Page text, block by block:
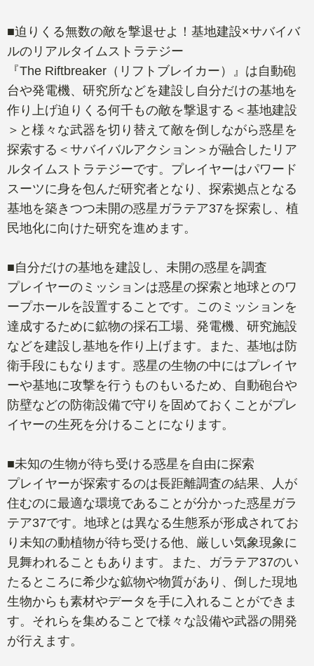
■迫りくる無数の敵を撃退せよ！基地建設×サバイバ
ルのリアルタイムストラテジー
『The Riftbreaker（リフトブレイカー）』は自動砲
台や発電機、研究所などを建設し自分だけの基地を
作り上げ迫りくる何千もの敵を撃退する＜基地建設
＞と様々な武器を切り替えて敵を倒しながら惑星を
探索する＜サバイバルアクション＞が融合したリア
ルタイムストラテジーです。プレイヤーはパワード
スーツに身を包んだ研究者となり、探索拠点となる
基地を築きつつ未開の惑星ガラテア37を探索し、植
民地化に向けた研究を進めます。
■自分だけの基地を建設し、未開の惑星を調査
プレイヤーのミッションは惑星の探索と地球とのワ
ープホールを設置することです。このミッションを
達成するために鉱物の採石工場、発電機、研究施設
などを建設し基地を作り上げます。また、基地は防
衛手段にもなります。惑星の生物の中にはプレイヤ
ーや基地に攻撃を行うものもいるため、自動砲台や
防壁などの防衛設備で守りを固めておくことがプレ
イヤーの生死を分けることになります。
■未知の生物が待ち受ける惑星を自由に探索
プレイヤーが探索するのは長距離調査の結果、人が
住むのに最適な環境であることが分かった惑星ガラ
テア37です。地球とは異なる生態系が形成されてお
り未知の動植物が待ち受ける他、厳しい気象現象に
見舞われることもあります。また、ガラテア37のい
たるところに希少な鉱物や物質があり、倒した現地
生物からも素材やデータを手に入れることができま
す。それらを集めることで様々な設備や武器の開発
が行えます。